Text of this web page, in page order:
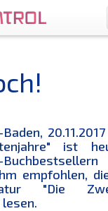
Baden,
ist
empfohlen,
"Die